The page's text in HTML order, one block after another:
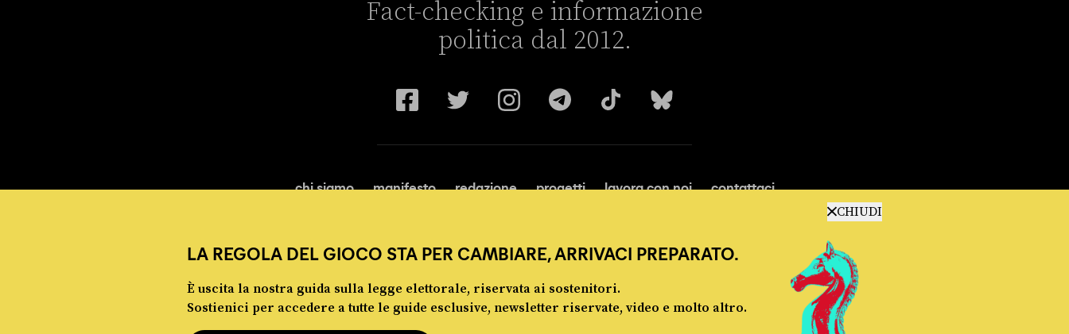
CHIUDI
LA REGOLA DEL GIOCO STA PER CAMBIARE, ARRIVACI PREPARATO.
È uscita la nostra guida sulla legge elettorale, riservata ai sostenitori.
Sostienici per accedere a tutte le guide esclusive, newsletter riservate, video e molto altro.
Fact-checking e informazione
politica dal 2012.
chi siamo manifesto redazione progetti lavora con noi contattaci